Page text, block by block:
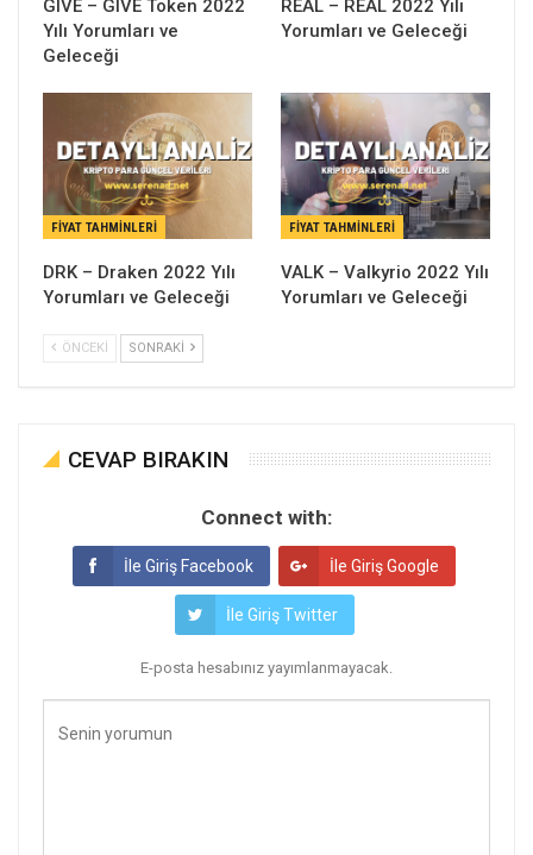
GIVE – GIVE Token 2022
Yılı Yorumları ve
Geleceği
REAL – REAL 2022 Yılı
Yorumları ve Geleceği
FIYAT TAHMINLERI
DRK – Draken 2022 Yılı
Yorumları ve Geleceği
FIYAT TAHMINLERI
VALK – Valkyrio 2022 Yılı
Yorumları ve Geleceği
ÖNCEKI SONRAKI
CEVAP BIRAKIN
Connect with:
İle Giriş Facebook İle Giriş Google
İle Giriş Twitter
E-posta hesabınız yayımlanmayacak.